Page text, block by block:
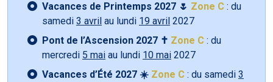
Vacances de Printemps 2027 🌷 Zone C : du
samedi 3 avril au lundi 19 avril 2027
Pont de l’Ascension 2027 ✝️ Zone C : du
mercredi 5 mai au lundi 10 mai 2027
Vacances d’Été 2027 ☀️ Zone C : du samedi 3